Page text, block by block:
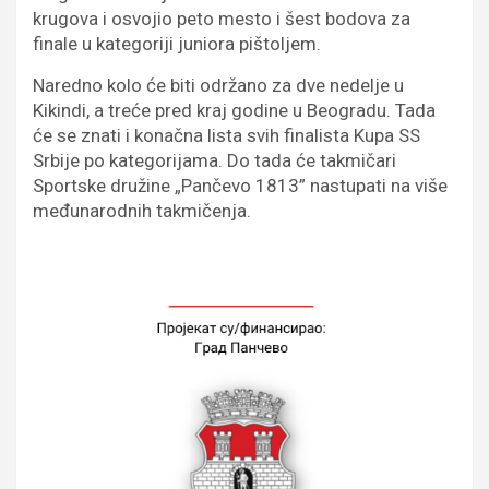
krugova i osvojio peto mesto i šest bodova za
finale u kategoriji juniora pištoljem.
Naredno kolo će biti održano za dve nedelje u
Kikindi, a treće pred kraj godine u Beogradu. Tada
će se znati i konačna lista svih finalista Kupa SS
Srbije po kategorijama. Do tada će takmičari
Sportske družine „Pančevo 1813” nastupati na više
međunarodnih takmičenja.